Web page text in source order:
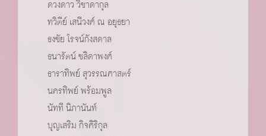
ดวงดาว วิชาดากุล
ทวิตีย์ เสนีวงศ์ ณ อยุธยา
ธงชัย โรจน์กังสดาล
ธนารัตน์ ชลิดาพงศ์
ธาราทิพย์ สุวรรณศาสตร์
นครทิพย์ พร้อมพูล
นัทที นิภานันท์
บุญเสริม กิจศิริกุล